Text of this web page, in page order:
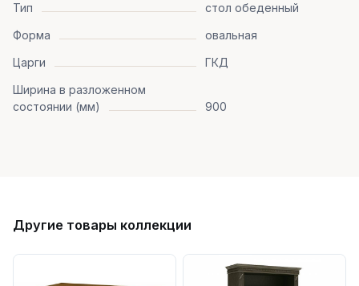
Тип
стол обеденный
Форма
овальная
Царги
ГКД
Ширина в разложенном
состоянии (мм)
900
Другие товары коллекции